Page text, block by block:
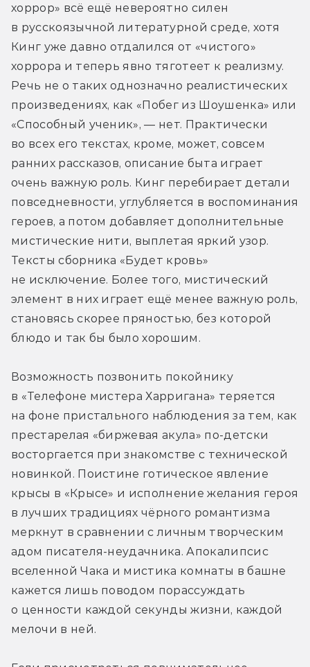
хоррор» всё ещё невероятно силен
в русскоязычной литературной среде, хотя
Кинг уже давно отдалился от «чистого»
хоррора и теперь явно тяготеет к реализму.
Речь не о таких однозначно реалистических
произведениях, как «Побег из Шоушенка» или
«Способный ученик», — нет. Практически
во всех его текстах, кроме, может, совсем
ранних рассказов, описание быта играет
очень важную роль. Кинг перебирает детали
повседневности, углубляется в воспоминания
героев, а потом добавляет дополнительные
мистические нити, выплетая яркий узор.
Тексты сборника «Будет кровь»
не исключение. Более того, мистический
элемент в них играет ещё менее важную роль,
становясь скорее пряностью, без которой
блюдо и так бы было хорошим.
Возможность позвонить покойнику
в «Телефоне мистера Харригана» теряется
на фоне пристального наблюдения за тем, как
престарелая «биржевая акула» по-детски
восторгается при знакомстве с технической
новинкой. Поистине готическое явление
крысы в «Крысе» и исполнение желания героя
в лучших традициях чёрного романтизма
меркнут в сравнении с личным творческим
адом писателя-неудачника. Апокалипсис
вселенной Чака и мистика комнаты в башне
кажется лишь поводом порассуждать
о ценности каждой секунды жизни, каждой
мелочи в ней.